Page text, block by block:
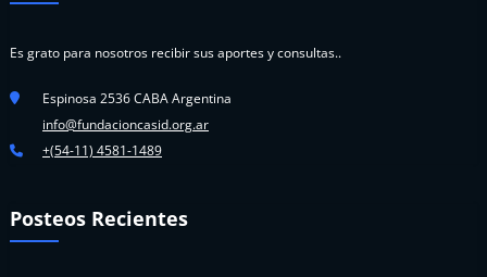
Es grato para nosotros recibir sus aportes y consultas..
Espinosa 2536 CABA Argentina
info@fundacioncasid.org.ar
+(54-11) 4581-1489
Posteos Recientes